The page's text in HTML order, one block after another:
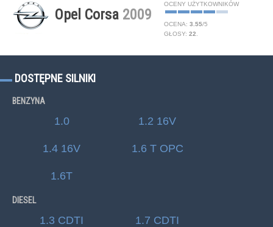
Opel Corsa 2009
OCENY UŻYTKOWNIKÓW
OCENA: 3.55/5
GŁOSY: 22
DOSTĘPNE SILNIKI
BENZYNA
1.0 1.2 16V
1.4 16V 1.6 T OPC
1.6T
DIESEL
1.3 CDTI 1.7 CDTI